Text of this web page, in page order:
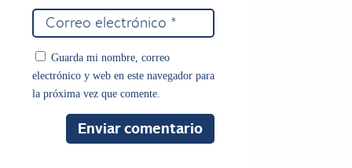
Guarda mi nombre, correo
electrónico y web en este navegador para
la próxima vez que comente.